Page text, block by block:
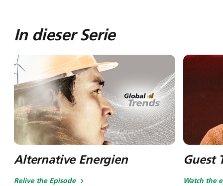
In dieser Serie
Alternative Energien
Relive the Episode
Guest
Watch the